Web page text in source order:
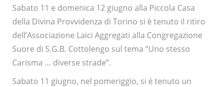
Sabato 11 e domenica 12 giugno alla Piccola Casa
della Divina Provvidenza di Torino si è tenuto il ritiro
dell’Associazione Laici Aggregati alla Congregazione
Suore di S.G.B. Cottolengo sul tema “Uno stesso
Carisma … diverse strade”.
Sabato 11 giugno, nel pomeriggio, si è tenuto un